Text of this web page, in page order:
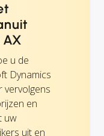
u de
Dynamics
vervolgens
en
uw
uit en